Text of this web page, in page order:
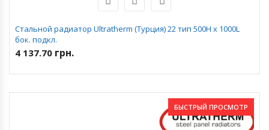
Стальной радиатор Ultratherm (Турция) 22 тип 500H x 1000L
бок. подкл.
4 137.70 грн.
БЫСТРЫЙ ПРОСМОТР